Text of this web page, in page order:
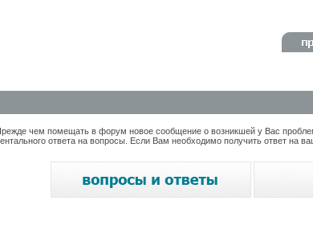
чем помещать в форум новое сообщение о возникшей у Вас
ответа на вопросы. Если Вам необходимо получить ответ на